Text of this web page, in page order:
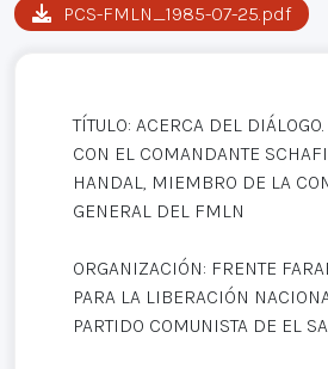
PCS-FMLN_1985-07-25.pdf
TÍTULO: ACERCA DEL
CON EL COMANDANTE
HANDAL, MIEMBRO DE LA
GENERAL DEL FMLN
ORGANIZACIÓN: FRENTE
PARA LA LIBERACIÓN
PARTIDO COMUNISTA DE EL